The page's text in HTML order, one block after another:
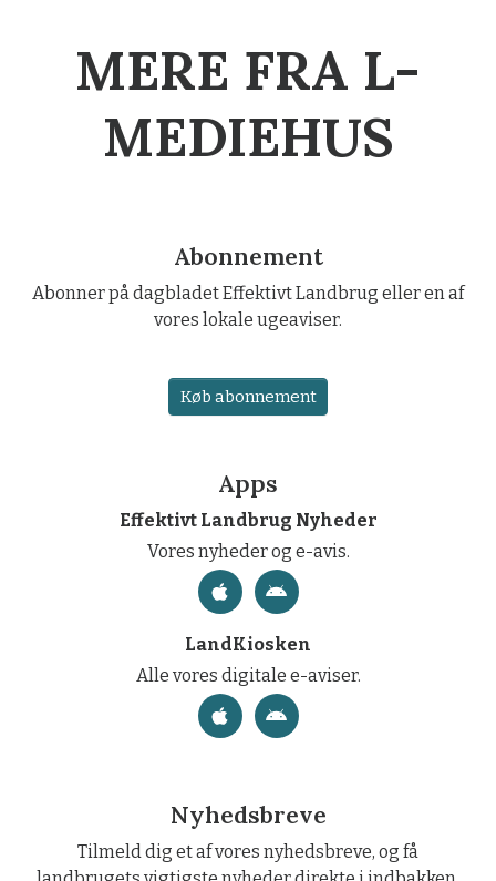
MERE FRA L-
MEDIEHUS
Abonnement
Abonner på dagbladet Effektivt Landbrug eller en af
vores lokale ugeaviser.
Køb abonnement
Apps
Effektivt Landbrug Nyheder
Vores nyheder og e-avis.
LandKiosken
Alle vores digitale e-aviser.
Nyhedsbreve
Tilmeld dig et af vores nyhedsbreve, og få